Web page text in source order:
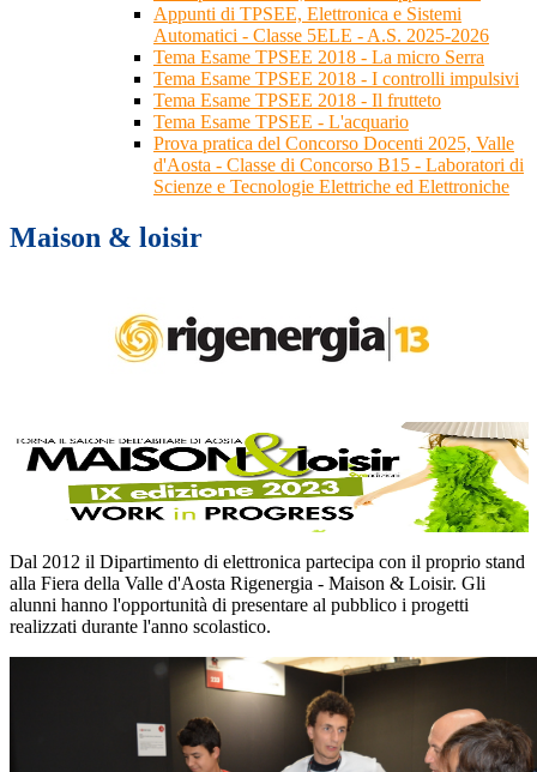
Appunti di TPSEE, Elettronica e Sistemi
Automatici - Classe 5ELE - A.S. 2025-2026
Tema Esame TPSEE 2018 - La micro Serra
Tema Esame TPSEE 2018 - I controlli impulsivi
Tema Esame TPSEE 2018 - Il frutteto
Tema Esame TPSEE - L'acquario
Prova pratica del Concorso Docenti 2025, Valle
d'Aosta - Classe di Concorso B15 - Laboratori di
Scienze e Tecnologie Elettriche ed Elettroniche
Maison & loisir
Dal 2012 il Dipartimento di elettronica partecipa con il proprio stand
alla Fiera della Valle d'Aosta Rigenergia - Maison & Loisir. Gli
alunni hanno l'opportunità di presentare al pubblico i progetti
realizzati durante l'anno scolastico.